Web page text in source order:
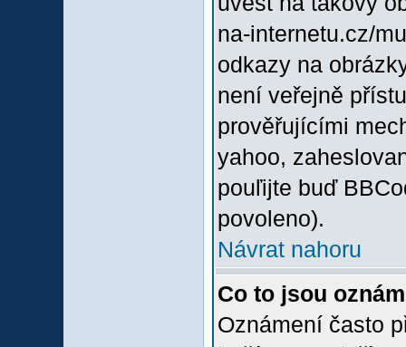
na-internetu.cz/
odkazy na
není veřejně
prověřujícími
yahoo,
pouľijte buď
povoleno).
Návrat nahoru
Co to jsou
Oznámení často